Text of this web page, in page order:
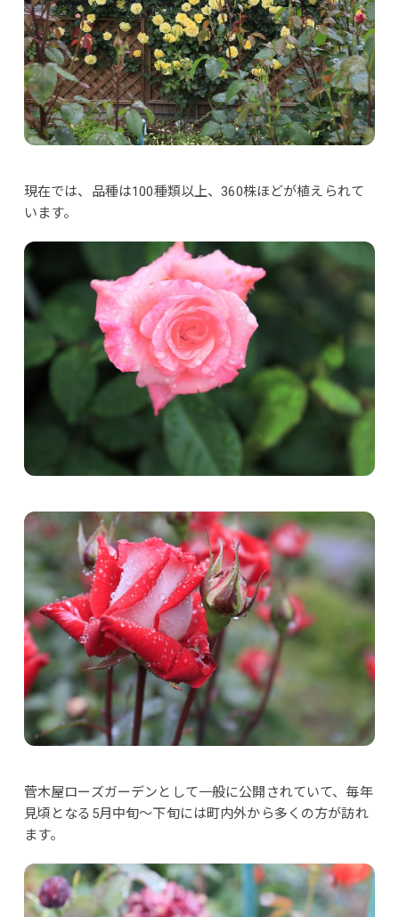
現在では、品種は100種類以上、360株ほどが植えられて
います。
菅木屋ローズガーデンとして一般に公開されていて、毎年
見頃となる5月中旬～下旬には町内外から多くの方が訪れ
ます。